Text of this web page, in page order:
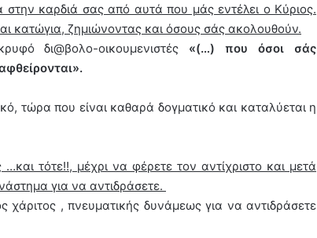
στην καρδιά σας από αυτά που μάς εντέλει ο Κύριος.
κατώγια, ζημιώνοντας και όσους σάς ακολουθούν.
δι@βολο-οικουμενιστές «(…) που όσοι σάς
τώρα που είναι καθαρά δογματικό και καταλύεται η
τότε!!, μέχρι να φέρετε τον αντίχριστο και μετά
για να αντιδράσετε.
χάριτος , πνευματικής δυνάμεως για να αντιδράσετε